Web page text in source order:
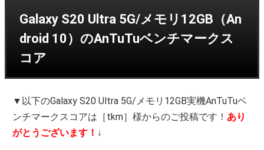
Galaxy S20 Ultra 5G/メモリ12GB（An
droid 10）のAnTuTuベンチマークス
コア
▼以下のGalaxy S20 Ultra 5G/メモリ12GB実機AnTuTuベ
ンチマークスコアは［tkm］様からのご投稿です！ あり
がとうございます！ ↓